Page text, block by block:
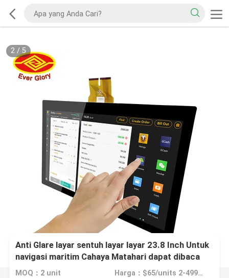
2/ 5
Anti Glare layar sentuh layar layar 23.8 Inch Untuk
navigasi maritim Cahaya Matahari dapat dibaca
MOQ：2 unit Harga：$65/units 2-499 units